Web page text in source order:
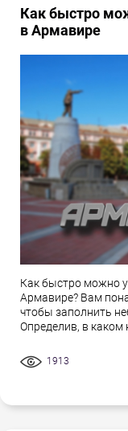
Как быстро
в Армавире
Как быстро можно
Армавире? Вам
чтобы заполнить
Определив, в
1913